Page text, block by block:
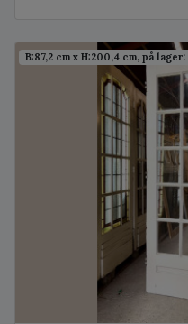
B:87,2 cm x H:200,4 cm, på lager: